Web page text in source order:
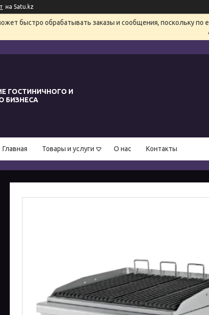
на Satu.kz
быстро обрабатывать заказы и сообщения, поскольку
ГОСТИНИЧНОГО И
БИЗНЕСА
Главная Товары и услуги О нас Контакты